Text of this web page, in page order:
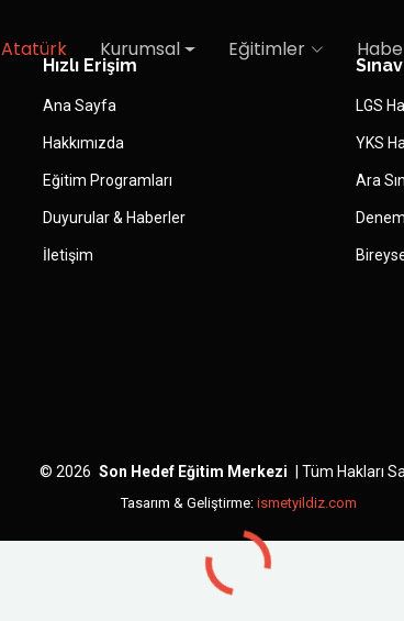
Atatürk Kurumsal Eğitimler
Hızlı Erişim
Ana Sayfa
Hakkımızda
Eğitim Programları
Duyurular & Haberler
İletişim
LGS
YKS
Ara
© 2026 Son Hedef Eğitim Merkezi Tüm Hakları
Tasarım & Geliştirme: ismetyildiz.com